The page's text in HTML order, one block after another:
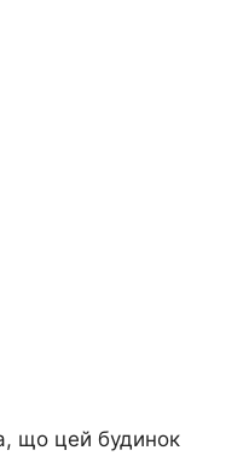
що цей будинок